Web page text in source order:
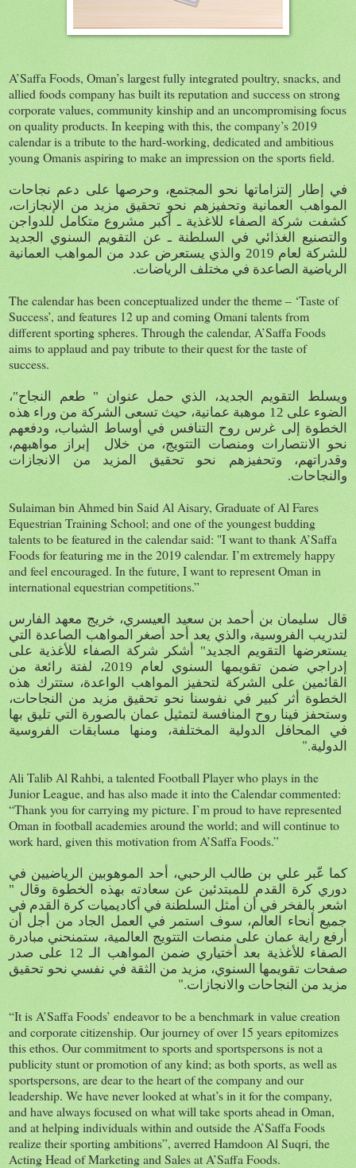
A’Saffa Foods, Oman’s largest fully integrated poultry, snacks, and
allied foods company has built its reputation and success on strong
corporate values, community kinship and an uncompromising focus
on quality products. In keeping with this, the company’s 2019
calendar is a tribute to the hard-working, dedicated and ambitious
young Omanis aspiring to make an impression on the sports field.
في إطار إلتزاماتها نحو المجتمع، وحرصها على دعم نجاحات
المواهب العمانية وتحفيزهم نحو تحقيق مزيد من الإنجازات،
كشفت شركة الصفاء للاغذية ـ أكبر مشروع متكامل للدواجن
والتصنيع الغذائي في السلطنة ـ عن التقويم السنوي الجديد
للشركة لعام 2019 والذي يستعرض عدد من المواهب العمانية
الرياضية الصاعدة في مختلف الرياضات.
The calendar has been conceptualized under the theme – ‘Taste of
Success’, and features 12 up and coming Omani talents from
different sporting spheres. Through the calendar, A’Saffa Foods
aims to applaud and pay tribute to their quest for the taste of
success.
ويسلط التقويم الجديد، الذي حمل عنوان " طعم النجاح"،
الضوء على 12 موهبة عمانية، حيث تسعى الشركة من وراء هذه
الخطوة إلى غرس روح التنافس في أوساط الشباب، ودفعهم
نحو الانتصارات ومنصات التتويج، من خلال إبراز مواهبهم،
وقدراتهم، وتحفيزهم نحو تحقيق المزيد من الانجازات
والنجاحات.
Sulaiman bin Ahmed bin Said Al Aisary, Graduate of Al Fares
Equestrian Training School; and one of the youngest budding
talents to be featured in the calendar said: "I want to thank A’Saffa
Foods for featuring me in the 2019 calendar. I’m extremely happy
and feel encouraged. In the future, I want to represent Oman in
international equestrian competitions.”
قال سليمان بن أحمد بن سعيد العيسري، خريج معهد الفارس
لتدريب الفروسية، والذي يعد أحد أصغر المواهب الصاعدة التي
يستعرضها التقويم الجديد" أشكر شركة الصفاء للأغذية على
إدراجي ضمن تقويمها السنوي لعام 2019، لفتة رائعة من
القائمين على الشركة لتحفيز المواهب الواعدة، ستترك هذه
الخطوة أثر كبير في نفوسنا نحو تحقيق مزيد من النجاحات،
وستحفز فينا روح المنافسة لتمثيل عمان بالصورة التي تليق بها
في المحافل الدولية المختلفة، ومنها مسابقات الفروسية
الدولية".
Ali Talib Al Rahbi, a talented Football Player who plays in the
Junior League, and has also made it into the Calendar commented:
“Thank you for carrying my picture. I’m proud to have represented
Oman in football academies around the world; and will continue to
work hard, given this motivation from A’Saffa Foods.”
كما عبر علي بن طالب الرحبي، أحد الموهوبين الرياضيين في
دوري كرة القدم للمبتدئين عن سعادته بهذه الخطوة وقال "
اشعر بالفخر في أن أمثل السلطنة في أكاديميات كرة القدم في
جميع أنحاء العالم، سوف استمر في العمل الجاد من أجل أن
أرفع راية عمان على منصات التتويج العالمية، ستمنحني مبادرة
الصفاء للأغذية بعد أختياري ضمن المواهب الـ 12 على صدر
صفحات تقويمها السنوي، مزيد من الثقة في نفسي نحو تحقيق
مزيد من النجاحات والانجازات".
“It is A’Saffa Foods’ endeavor to be a benchmark in value creation
and corporate citizenship. Our journey of over 15 years epitomizes
this ethos. Our commitment to sports and sportspersons is not a
publicity stunt or promotion of any kind; as both sports, as well as
sportspersons, are dear to the heart of the company and our
leadership. We have never looked at what’s in it for the company,
and have always focused on what will take sports ahead in Oman,
and at helping individuals within and outside the A’Saffa Foods
realize their sporting ambitions”, averred Hamdoon Al Suqri, the
Acting Head of Marketing and Sales at A’Saffa Foods.